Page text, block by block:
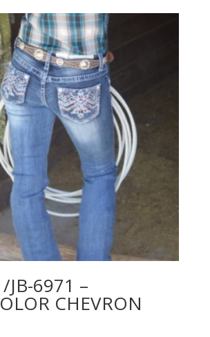
JB-6971 –
CHEVRON